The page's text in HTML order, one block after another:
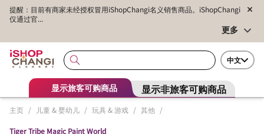
提醒：目前有商家未经授权冒用iShopChangi名义销售商品。iShopChangi
仅通过官...
更多
中文
显示旅客可购商品 显示非旅客可购商品
主页 / 儿童 & 婴幼儿 / 玩具 & 游戏 / 其他 /
Tiger Tribe Magic Paint World